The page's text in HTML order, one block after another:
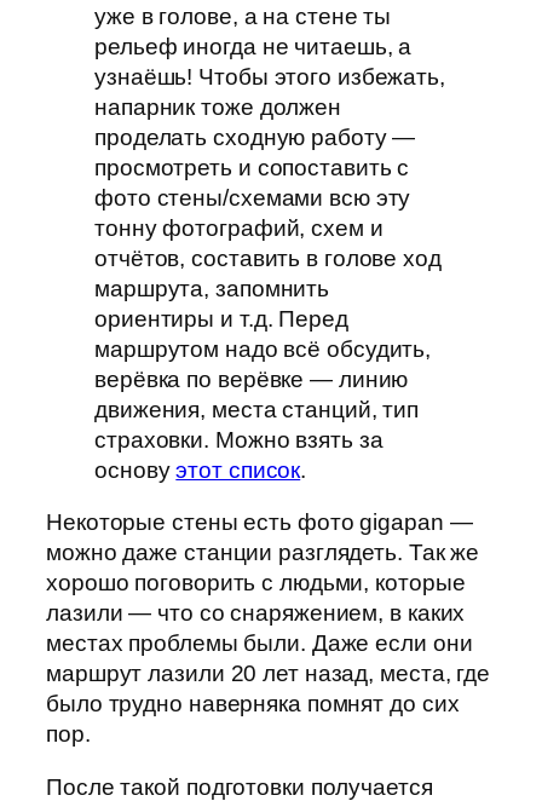
уже в голове, а на стене ты
рельеф иногда не читаешь, а
узнаёшь! Чтобы этого избежать,
напарник тоже должен
проделать сходную работу —
просмотреть и сопоставить с
фото стены/схемами всю эту
тонну фотографий, схем и
отчётов, составить в голове ход
маршрута, запомнить
ориентиры и т.д. Перед
маршрутом надо всё обсудить,
верёвка по верёвке — линию
движения, места станций, тип
страховки. Можно взять за
основуэтот список.
Некоторые стены есть фото gigapan —
можно даже станции разглядеть. Так же
хорошо поговорить с людьми, которые
лазили — что со снаряжением, в каких
местах проблемы были. Даже если они
маршрут лазили 20 лет назад, места, где
было трудно наверняка помнят до сих
пор.
После такой подготовки получается